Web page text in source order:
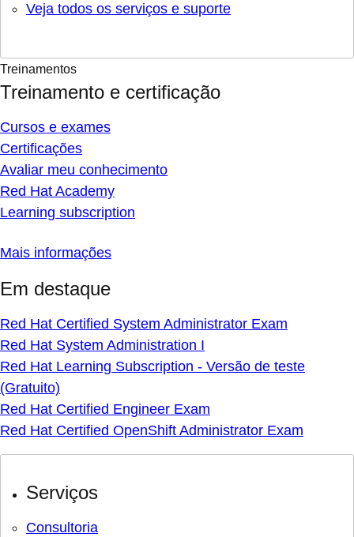
Veja todos os serviços e suporte
Treinamentos
Treinamento e certificação
Cursos e exames
Certificações
Avaliar meu conhecimento
Red Hat Academy
Learning subscription
Mais informações
Em destaque
Red Hat Certified System Administrator Exam
Red Hat System Administration I
Red Hat Learning Subscription - Versão de teste
(Gratuito)
Red Hat Certified Engineer Exam
Red Hat Certified OpenShift Administrator Exam
Serviços
Consultoria